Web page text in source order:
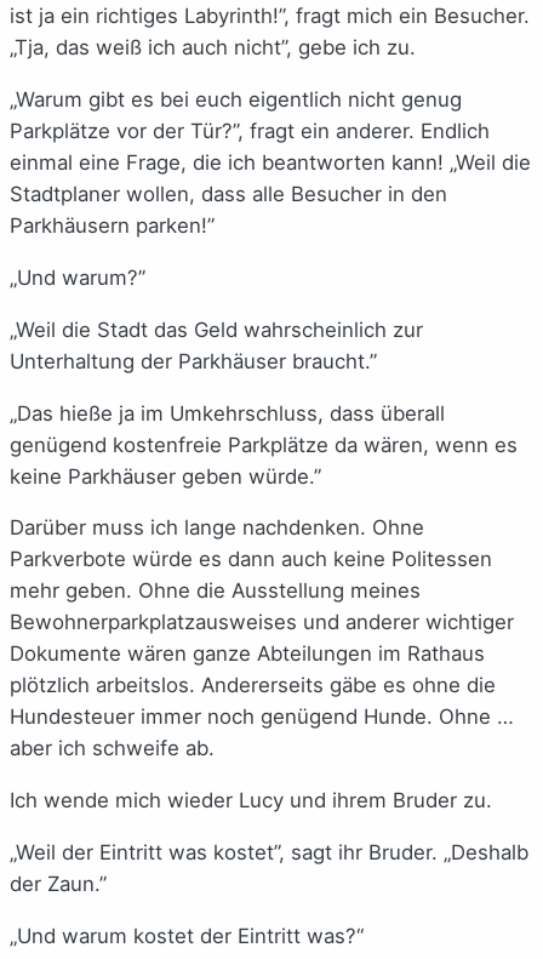
ist ja ein richtiges Labyrinth!”, fragt mich ein Besucher.
„Tja, das weiß ich auch nicht”, gebe ich zu.
„Warum gibt es bei euch eigentlich nicht genug
Parkplätze vor der Tür?”, fragt ein anderer. Endlich
einmal eine Frage, die ich beantworten kann! „Weil die
Stadtplaner wollen, dass alle Besucher in den
Parkhäusern parken!”
„Und warum?”
„Weil die Stadt das Geld wahrscheinlich zur
Unterhaltung der Parkhäuser braucht.”
„Das hieße ja im Umkehrschluss, dass überall
genügend kostenfreie Parkplätze da wären, wenn es
keine Parkhäuser geben würde.”
Darüber muss ich lange nachdenken. Ohne
Parkverbote würde es dann auch keine Politessen
mehr geben. Ohne die Ausstellung meines
Bewohnerparkplatzausweises und anderer wichtiger
Dokumente wären ganze Abteilungen im Rathaus
plötzlich arbeitslos. Andererseits gäbe es ohne die
Hundesteuer immer noch genügend Hunde. Ohne …
aber ich schweife ab.
Ich wende mich wieder Lucy und ihrem Bruder zu.
„Weil der Eintritt was kostet”, sagt ihr Bruder. „Deshalb
der Zaun.”
„Und warum kostet der Eintritt was?“